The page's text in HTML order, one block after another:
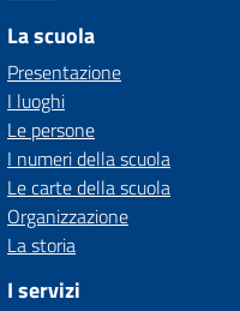
La scuola
Presentazione
I luoghi
Le persone
I numeri della scuola
Le carte della scuola
Organizzazione
La storia
I servizi